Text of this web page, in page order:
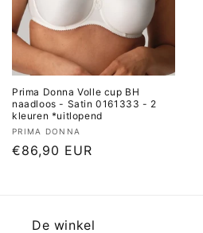
Prima Donna Volle cup BH
naadloos - Satin 0161333 - 2
kleuren *uitlopend
Verkoper:
PRIMA DONNA
Normale
€86,90 EUR
De winkel